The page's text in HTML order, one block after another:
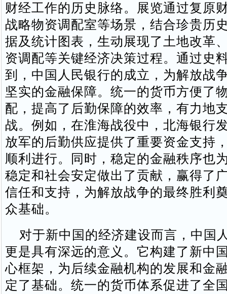
财经工作的历史脉络。展览通过复原
战略物资调配室等场景，结合珍贵历
据及统计图表，生动展现了土地改革
资调配等关键经济决策过程。通过史
到，中国人民银行的成立，为解放战
坚实的金融保障。统一的货币方便了
配，提高了后勤保障的效率，有力地
战。例如，在淮海战役中，北海银行
放军的后勤供应提供了重要资金支持
顺利进行。同时，稳定的金融秩序也
稳定和社会安定做出了贡献，赢得了
信任和支持，为解放战争的最终胜利
众基础。
对于新中国的经济建设而言，中国
更是具有深远的意义。它构建了新中
心框架，为后续金融机构的发展和金
定了基础。统一的货币体系促进了全